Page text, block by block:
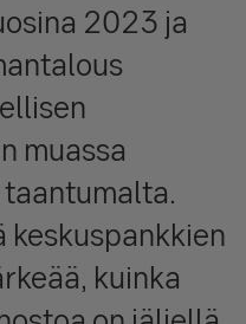
2023 ja
muassa
keskuspankkien
kuinka